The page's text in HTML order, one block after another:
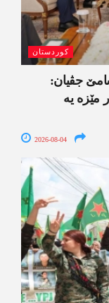
کوردستان
جڤیان:
مێزە یە
2026-08-04